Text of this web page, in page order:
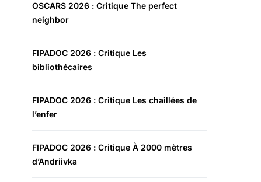
OSCARS 2026 : Critique The perfect
neighbor
FIPADOC 2026 : Critique Les
bibliothécaires
FIPADOC 2026 : Critique Les chaillées de
l’enfer
FIPADOC 2026 : Critique À 2000 mètres
d’Andriivka